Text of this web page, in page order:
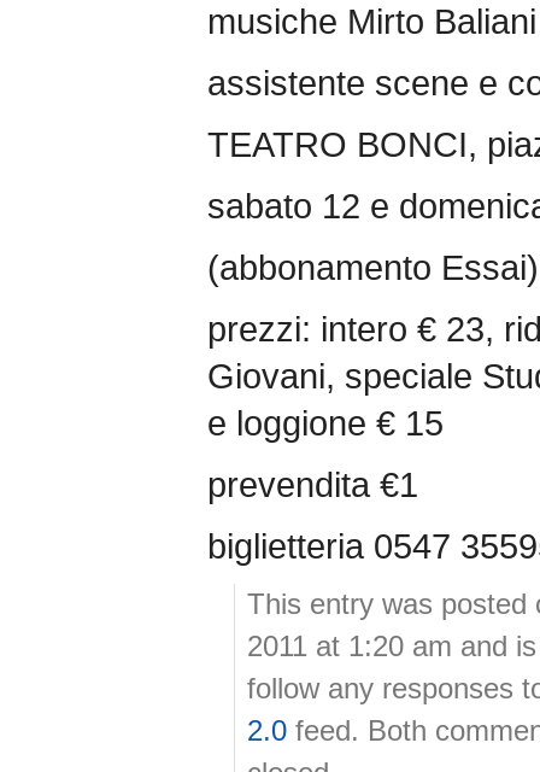
musiche Mirto
assistente scene e
TEATRO BONCI,
sabato 12 e
(abbonamento Essai)
prezzi: intero € 23,
Giovani, speciale
e loggione € 15
prevendita €1
biglietteria 0547
This entry was posted
2011 at 1:20 am and
follow any responses
2.0 feed. Both